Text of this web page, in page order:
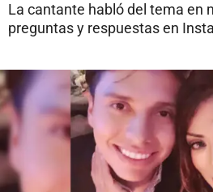
La cantante habló del tema en
preguntas y respuestas en